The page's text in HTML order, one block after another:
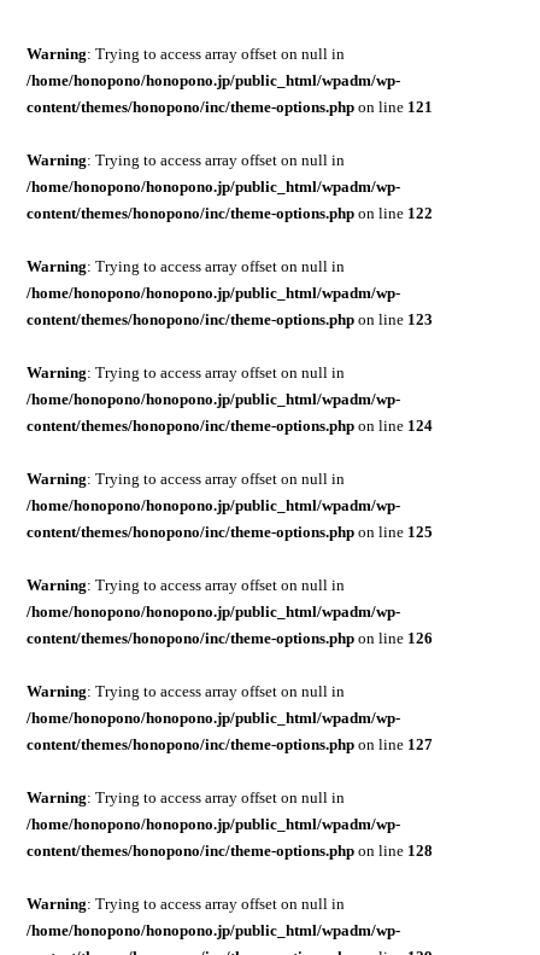
Warning: Trying to access array offset on null in
/home/honopono/honopono.jp/public_html/wpadm/wp-
content/themes/honopono/inc/theme-options.phpon line 121
Warning: Trying to access array offset on null in
/home/honopono/honopono.jp/public_html/wpadm/wp-
content/themes/honopono/inc/theme-options.phpon line 122
Warning: Trying to access array offset on null in
/home/honopono/honopono.jp/public_html/wpadm/wp-
content/themes/honopono/inc/theme-options.phpon line 123
Warning: Trying to access array offset on null in
/home/honopono/honopono.jp/public_html/wpadm/wp-
content/themes/honopono/inc/theme-options.phpon line 124
Warning: Trying to access array offset on null in
/home/honopono/honopono.jp/public_html/wpadm/wp-
content/themes/honopono/inc/theme-options.phpon line 125
Warning: Trying to access array offset on null in
/home/honopono/honopono.jp/public_html/wpadm/wp-
content/themes/honopono/inc/theme-options.phpon line 126
Warning: Trying to access array offset on null in
/home/honopono/honopono.jp/public_html/wpadm/wp-
content/themes/honopono/inc/theme-options.phpon line 127
Warning: Trying to access array offset on null in
/home/honopono/honopono.jp/public_html/wpadm/wp-
content/themes/honopono/inc/theme-options.phpon line 128
Warning: Trying to access array offset on null in
/home/honopono/honopono.jp/public_html/wpadm/wp-